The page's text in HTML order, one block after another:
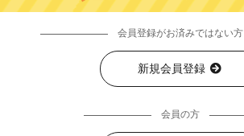
会員登録がお済みではない方
新規会員登録
会員の方